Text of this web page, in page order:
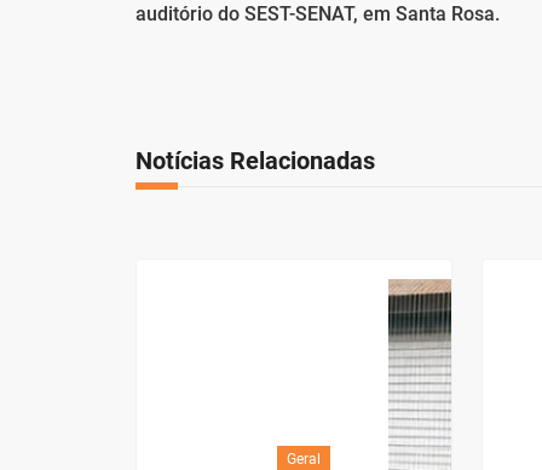
auditório do SEST-SENAT, em Santa Rosa.
Notícias Relacionadas
Geral